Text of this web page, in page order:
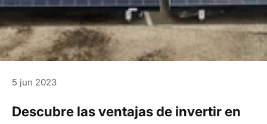
5 jun 2023
Descubre las ventajas de invertir en